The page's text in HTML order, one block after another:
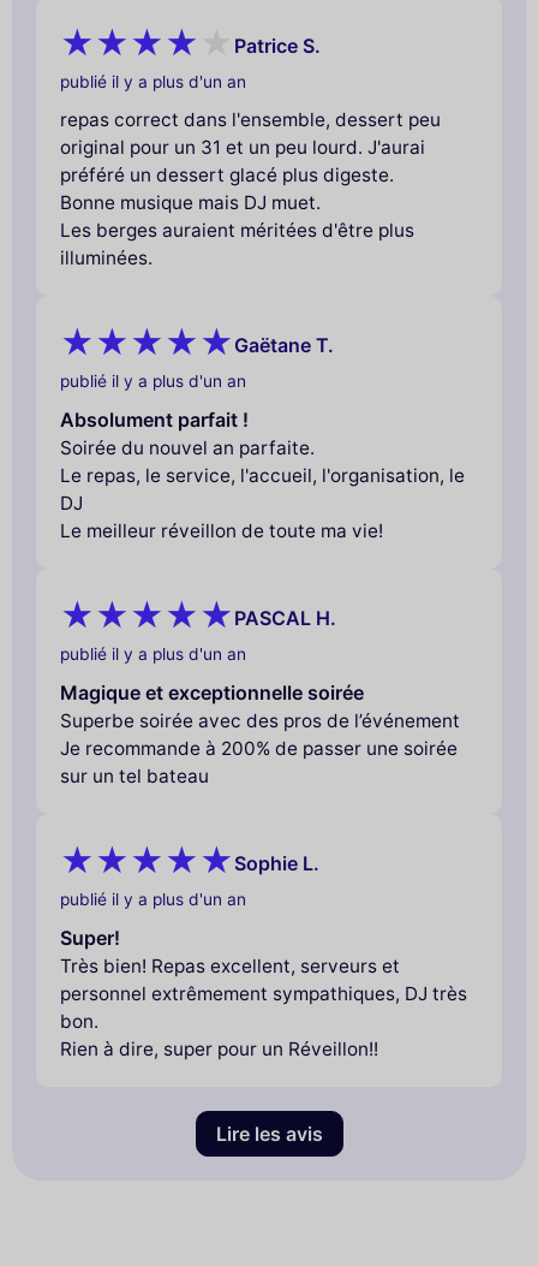
Patrice S.
publié il y a plus d'un an
repas correct dans l'ensemble, dessert peu
original pour un 31 et un peu lourd. J'aurai
préféré un dessert glacé plus digeste.
Bonne musique mais DJ muet.
Les berges auraient méritées d'être plus
illuminées.
Gaëtane T.
publié il y a plus d'un an
Absolument parfait !
Soirée du nouvel an parfaite.
Le repas, le service, l'accueil, l'organisation, le
DJ
Le meilleur réveillon de toute ma vie!
PASCAL H.
publié il y a plus d'un an
Magique et exceptionnelle soirée
Superbe soirée avec des pros de l’événement
Je recommande à 200% de passer une soirée
sur un tel bateau
Sophie L.
publié il y a plus d'un an
Super!
Très bien! Repas excellent, serveurs et
personnel extrêmement sympathiques, DJ très
bon.
Rien à dire, super pour un Réveillon!!
Lire les avis